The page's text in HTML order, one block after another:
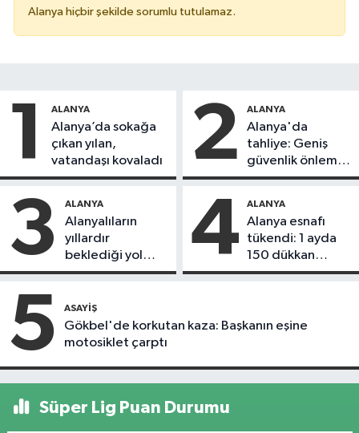
Alanya hiçbir şekilde sorumlu tutulamaz.
1 ALANYA
Alanya’da sokağa
çıkan yılan,
vatandaşı kovaladı
2 ALANYA
Alanya'da
tahliye: Geniş
güvenlik önlemi
alındı
3 ALANYA
Alanyalıların
yıllardır
beklediği yol
askıdan döndü
4 ALANYA
Alanya esnafı
tükendi: 1 ayda
150 dükkan
kapandı
5 ASAYIŞ
Gökbel'de korkutan kaza: Başkanın eşine
motosiklet çarptı
Süper Lig Puan Durumu